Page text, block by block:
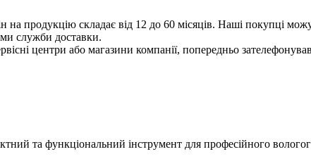
на продукцію складає від 12 до 60 місяців. Наші покупці
служби доставки.
центри або магазини компанії, попередньо
та функціональний інструмент для професійного